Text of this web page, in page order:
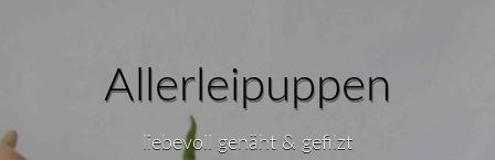
Allerleipuppen
liebevoll genäht & gefilzt